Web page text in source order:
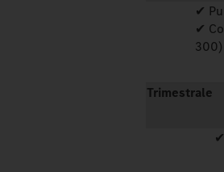
✔
✔
300)
Trimestrale